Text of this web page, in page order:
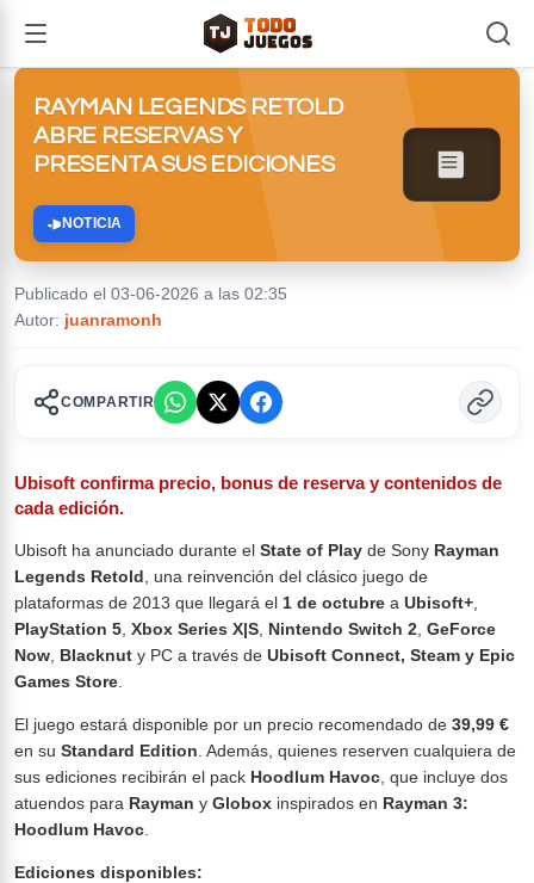
TJ
TJ TODO
JUEGOS
RAYMAN LEGENDS RETOLD
ABRE RESERVAS Y
PRESENTA SUS EDICIONES
NOTICIA
Publicado el 03-06-2026 a las 02:35
Autor: juanramonh
COMPARTIR
Ubisoft confirma precio, bonus de reserva y contenidos de
cada edición.
Ubisoft ha anunciado durante el State of Play de Sony Rayman
Legends Retold , una reinvención del clásico juego de
plataformas de 2013 que llegará el 1 de octubre a Ubisoft+
PlayStation 5 Xbox Series X|S Nintendo Switch 2 GeForce
Now Blacknut y PC a través de Ubisoft Connect, Steam y Epic
Games Store
El juego estará disponible por un precio recomendado de 39,99 €
en su Standard Edition . Además, quienes reserven cualquiera de
sus ediciones recibirán el pack Hoodlum Havoc , que incluye dos
atuendos para Rayman y Globox inspirados en Rayman 3:
Hoodlum Havoc
Ediciones disponibles: